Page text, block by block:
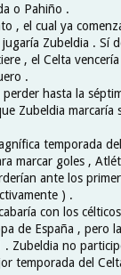
o Pahiño .
, el cual ya
Zubeldia . Sí
, el Celta
.
hasta la
Zubeldia marcaría
temporada
marcar goles ,
ante los
) .
con los
de España , pero
Zubeldia no
temporada del